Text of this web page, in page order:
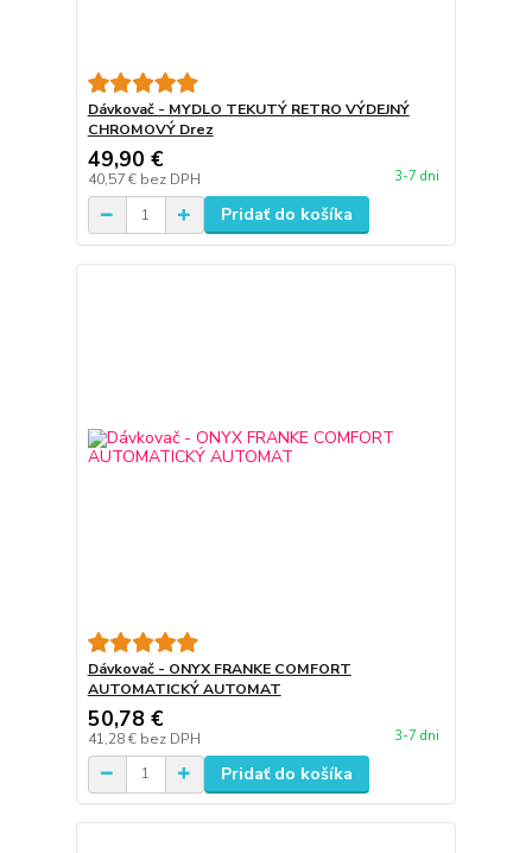
Dávkovač - MYDLO TEKUTÝ RETRO VÝDEJNÝ
CHROMOVÝ Drez
49,90 €
40,57 € bez DPH 3-7 dni
Pridať do košíka
Dávkovač - ONYX FRANKE COMFORT
AUTOMATICKÝ AUTOMAT
50,78 €
41,28 € bez DPH 3-7 dni
Pridať do košíka